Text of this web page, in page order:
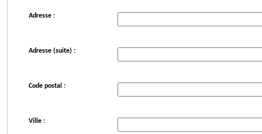
Adresse :
Adresse (suite) :
Code postal :
Ville :